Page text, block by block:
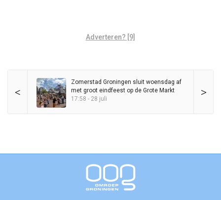
Adverteren? [9]
< >
Zomerstad Groningen sluit woensdag af
met groot eindfeest op de Grote Markt
17:58 - 28 juli